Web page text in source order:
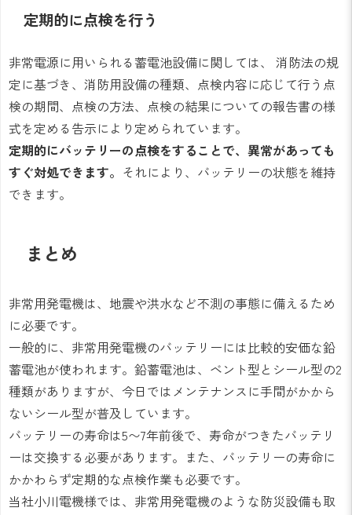
定期的に点検を行う
非常電源に用いられる蓄電池設備に関しては、 消防法の規
定に基づき、消防用設備の種類、点検内容に応じて行う点
検の期間、点検の方法、点検の結果についての報告書の様
式を定める告示により定められています。
定期的にバッテリーの点検をすることで、異常があっても
すぐ対処できます。 それにより、バッテリーの状態を維持
できます。
まとめ
非常用発電機は、地震や洪水など不測の事態に備えるため
に必要です。
一般的に、非常用発電機のバッテリーには比較的安価な鉛
蓄電池が使われます。鉛蓄電池は、ベント型とシール型の2
種類がありますが、今日ではメンテナンスに手間がかから
ないシール型が普及しています。
バッテリーの寿命は5〜7年前後で、寿命がつきたバッテリ
ーは交換する必要があります。また、バッテリーの寿命に
かかわらず定期的な点検作業も必要です。
当社小川電機様では、非常用発電機のような防災設備も取